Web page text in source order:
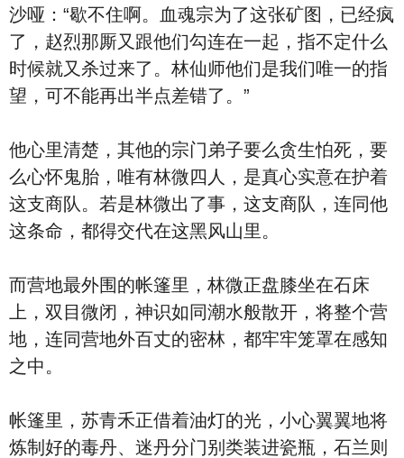
沙哑：“歇不住啊。血魂宗为了这张矿图，已经疯
了，赵烈那厮又跟他们勾连在一起，指不定什么
时候就又杀过来了。林仙师他们是我们唯一的指
望，可不能再出半点差错了。”
他心里清楚，其他的宗门弟子要么贪生怕死，要
么心怀鬼胎，唯有林微四人，是真心实意在护着
这支商队。若是林微出了事，这支商队，连同他
这条命，都得交代在这黑风山里。
而营地最外围的帐篷里，林微正盘膝坐在石床
上，双目微闭，神识如同潮水般散开，将整个营
地，连同营地外百丈的密林，都牢牢笼罩在感知
之中。
帐篷里，苏青禾正借着油灯的光，小心翼翼地将
炼制好的毒丹、迷丹分门别类装进瓷瓶，石兰则